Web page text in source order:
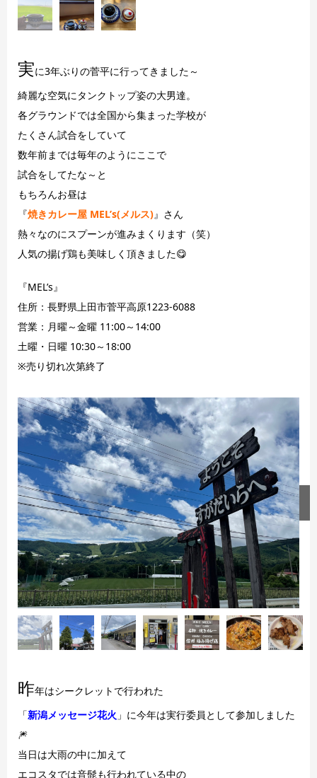
実に3年ぶりの菅平に行ってきました～
綺麗な空気にタンクトップ姿の大男達。
各グラウンドでは全国から集まった学校が
たくさん試合をしていて
数年前までは毎年のようにここで
試合をしてたな～と
もちろんお昼は
『焼きカレー屋 MEL’s(メルス)』さん
熱々なのにスプーンが進みまくります（笑）
人気の揚げ鶏も美味しく頂きました😋
『MEL’s』
住所：長野県上田市菅平高原1223-6088
営業：月曜～金曜 11:00～14:00
土曜・日曜 10:30～18:00
※売り切れ次第終了
昨年はシークレットで行われた
「新潟メッセージ花火 」に今年は実行委員として参加しました
🎆
当日は大雨の中に加えて
エコスタでは音髭も行われている中の